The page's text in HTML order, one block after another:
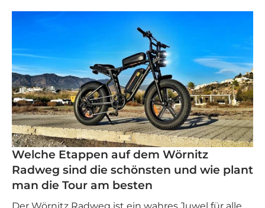
Welche Etappen auf dem Wörnitz
Radweg sind die schönsten und wie plant
man die Tour am besten
Der Wörnitz Radweg ist ein wahres Juwel für alle